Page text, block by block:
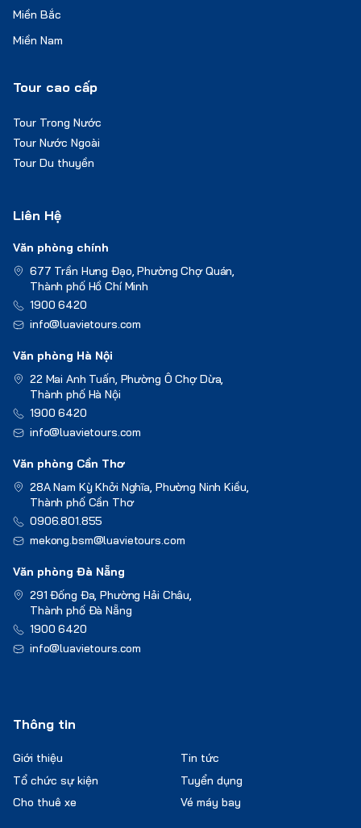
Miền Bắc
Miền Nam
Tour cao cấp
Tour Trong Nước
Tour Nước Ngoài
Tour Du thuyền
Liên Hệ
Văn phòng chính
677 Trần Hưng Đạo, Phường Chợ Quán,
Thành phố Hồ Chí Minh
1900 6420
info@luavietours.com
Văn phòng Hà Nội
22 Mai Anh Tuấn, Phường Ô Chợ Dừa,
Thành phố Hà Nội
1900 6420
info@luavietours.com
Văn phòng Cần Thơ
28A Nam Kỳ Khởi Nghĩa, Phường Ninh Kiều,
Thành phố Cần Thơ
0906.801.855
mekong.bsm@luavietours.com
Văn phòng Đà Nẵng
291 Đống Đa, Phường Hải Châu,
Thành phố Đà Nẵng
1900 6420
info@luavietours.com
Thông tin
Giới thiệu
Tổ chức sự kiện
Cho thuê xe
Vé máy bay
Tin tức
Tuyển dụng